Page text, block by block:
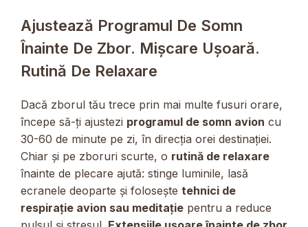
Ajustează Programul De Somn
Înainte De Zbor. Mișcare Ușoară.
Rutină De Relaxare
Dacă zborul tău trece prin mai multe fusuri orare,
începe să-ți ajustezi programul de somn avion cu
30-60 de minute pe zi, în direcția orei destinației.
Chiar și pe zboruri scurte, o rutină de relaxare
înainte de plecare ajută: stinge luminile, lasă
ecranele deoparte și folosește tehnici de
respirație avion sau meditație pentru a reduce